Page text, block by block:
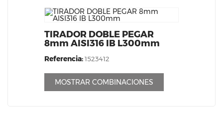
TIRADOR DOBLE PEGAR
8mm AISI316 IB L300mm
Referencia:1523412
MOSTRAR COMBINACIONES